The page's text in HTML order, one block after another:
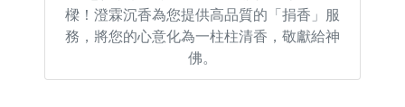
樑！澄霖沉香為您提供高品質的「捐香」服
務，將您的心意化為一柱柱清香，敬獻給神
佛。